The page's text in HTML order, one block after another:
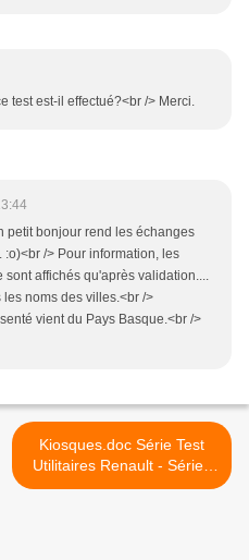
test est-il effectué?<br /> Merci.
petit bonjour rend les échanges
:o)<br /> Pour information, les
sont affichés qu'après validation....
les noms des villes.<br />
vient du Pays Basque.<br />
Kiosques.doc Série Test
Utilitaires Renault - Séries
Miniatures Presse >